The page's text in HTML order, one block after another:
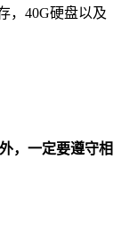
，40G硬盘以及
，一定要遵守相